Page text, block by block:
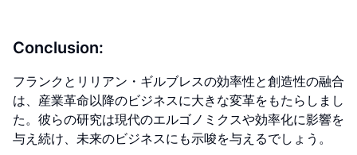
Conclusion:
フランクとリリアン・ギルブレスの効率性と創造性の融合
は、産業革命以降のビジネスに大きな変革をもたらしまし
た。彼らの研究は現代のエルゴノミクスや効率化に影響を
与え続け、未来のビジネスにも示唆を与えるでしょう。